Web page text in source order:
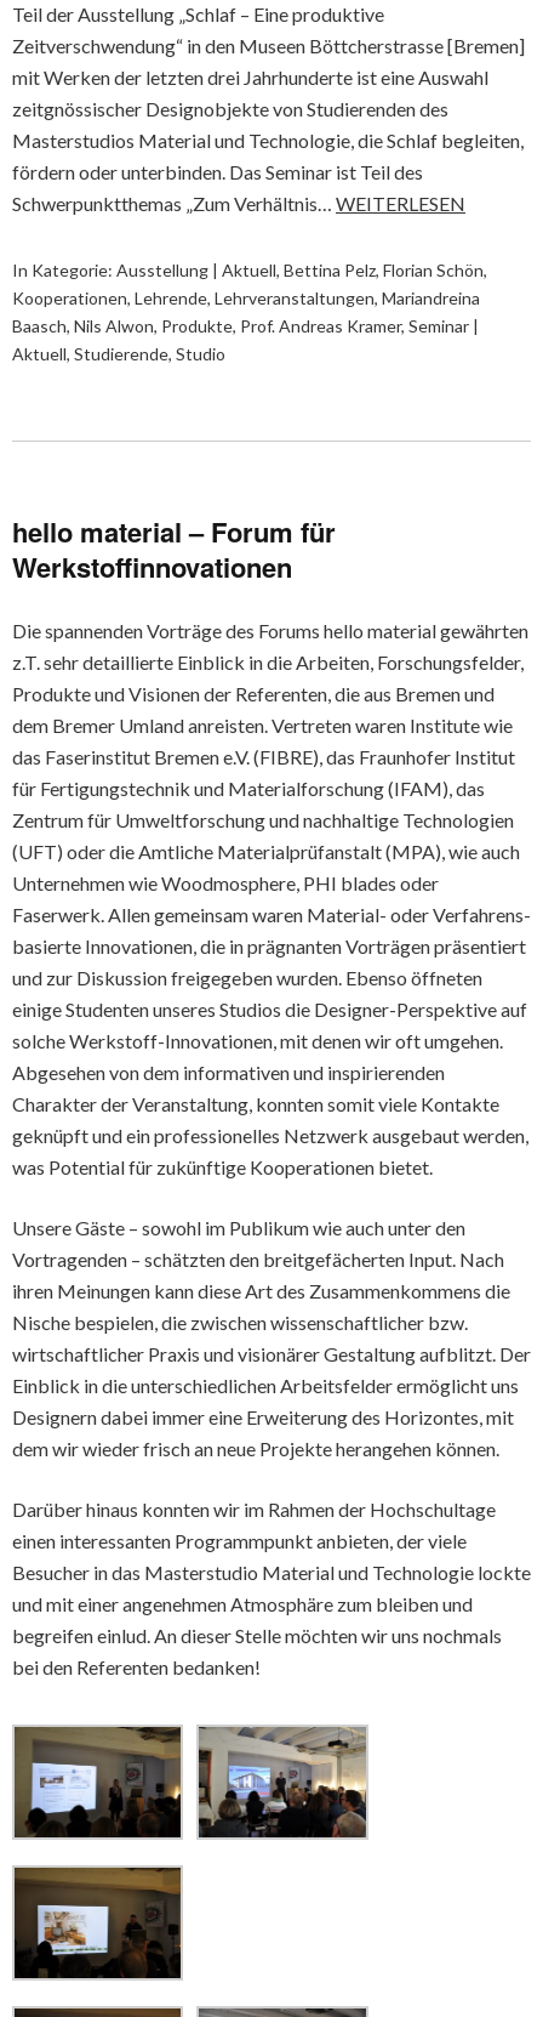
Teil der Ausstellung „Schlaf – Eine produktive
Zeitverschwendung“ in den Museen Böttcherstrasse [Bremen]
mit Werken der letzten drei Jahrhunderte ist eine Auswahl
zeitgnössischer Designobjekte von Studierenden des
Masterstudios Material und Technologie, die Schlaf begleiten,
fördern oder unterbinden. Das Seminar ist Teil des
Schwerpunktthemas „Zum Verhältnis… WEITERLESEN
In Kategorie: Ausstellung | Aktuell, Bettina Pelz, Florian Schön,
Kooperationen, Lehrende, Lehrveranstaltungen, Mariandreina
Baasch, Nils Alwon, Produkte, Prof. Andreas Kramer, Seminar |
Aktuell, Studierende, Studio
hello material – Forum für
Werkstoffinnovationen
Die spannenden Vorträge des Forums hello material gewährten
z.T. sehr detaillierte Einblick in die Arbeiten, Forschungsfelder,
Produkte und Visionen der Referenten, die aus Bremen und
dem Bremer Umland anreisten. Vertreten waren Institute wie
das Faserinstitut Bremen e.V. (FIBRE), das Fraunhofer Institut
für Fertigungstechnik und Materialforschung (IFAM), das
Zentrum für Umweltforschung und nachhaltige Technologien
(UFT) oder die Amtliche Materialprüfanstalt (MPA), wie auch
Unternehmen wie Woodmosphere, PHI blades oder
Faserwerk. Allen gemeinsam waren Material- oder Verfahrens-
basierte Innovationen, die in prägnanten Vorträgen präsentiert
und zur Diskussion freigegeben wurden. Ebenso öffneten
einige Studenten unseres Studios die Designer-Perspektive auf
solche Werkstoff-Innovationen, mit denen wir oft umgehen.
Abgesehen von dem informativen und inspirierenden
Charakter der Veranstaltung, konnten somit viele Kontakte
geknüpft und ein professionelles Netzwerk ausgebaut werden,
was Potential für zukünftige Kooperationen bietet.
Unsere Gäste – sowohl im Publikum wie auch unter den
Vortragenden – schätzten den breitgefächerten Input. Nach
ihren Meinungen kann diese Art des Zusammenkommens die
Nische bespielen, die zwischen wissenschaftlicher bzw.
wirtschaftlicher Praxis und visionärer Gestaltung aufblitzt. Der
Einblick in die unterschiedlichen Arbeitsfelder ermöglicht uns
Designern dabei immer eine Erweiterung des Horizontes, mit
dem wir wieder frisch an neue Projekte herangehen können.
Darüber hinaus konnten wir im Rahmen der Hochschultage
einen interessanten Programmpunkt anbieten, der viele
Besucher in das Masterstudio Material und Technologie lockte
und mit einer angenehmen Atmosphäre zum bleiben und
begreifen einlud. An dieser Stelle möchten wir uns nochmals
bei den Referenten bedanken!